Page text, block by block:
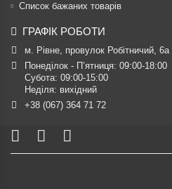
Список бажаних товарів
ГРАФІК РОБОТИ
м. Рівне, провулок Робітничий, 6а
Понеділок - П’ятниця: 09:00-18:00
Субота: 09:00-15:00
Неділя: вихідний
+38 (067) 364 71 72